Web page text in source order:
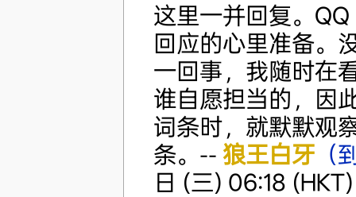
这里一并回复。
回应的心里准备。
一回事，我随时在
谁自愿担当的，因
词条时，就默默观
条。-- 狼王白牙（
日 (三) 06:18 (HKT)